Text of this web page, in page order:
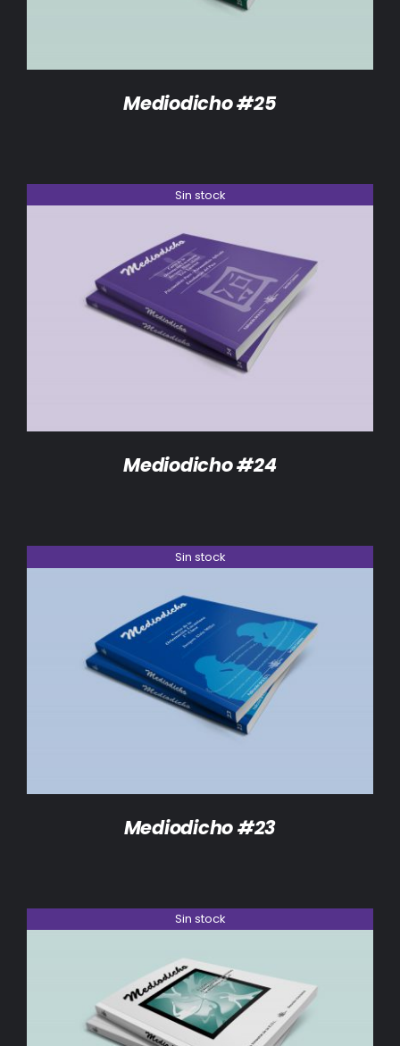
Mediodicho #25
Sin stock
DETALLES
Mediodicho #24
Sin stock
DETALLES
Mediodicho #23
Sin stock
DETALLES